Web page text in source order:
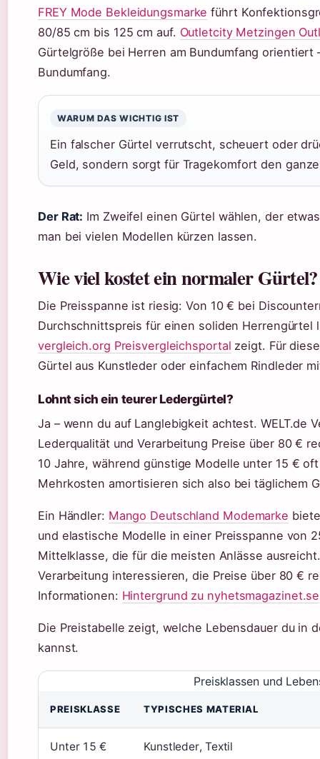
FREY Mode Bekleidungsmarke führt
80/85 cm bis 125 cm auf. Outletcity Metzingen
Gürtelgröße bei Herren am Bundumfang orientiert
Bundumfang.
WARUM DAS WICHTIG IST
Ein falscher Gürtel verrutscht, scheuert oder
Geld, sondern sorgt für Tragekomfort den
Der Rat: Im Zweifel einen Gürtel wählen, der
man bei vielen Modellen kürzen lassen.
Wie viel kostet ein normaler Gürtel?
Die Preisspanne ist riesig: Von 10 € bei
Durchschnittspreis für einen soliden
vergleich.org Preisvergleichsportal zeigt. Für
Gürtel aus Kunstleder oder einfachem Rindleder
Lohnt sich ein teurer Ledergürtel?
Ja – wenn du auf Langlebigkeit achtest. WELT.de
Lederqualität und Verarbeitung Preise über 80 €
10 Jahre, während günstige Modelle unter 15 €
Mehrkosten amortisieren sich also bei täglichem
Ein Händler: Mango Deutschland Modemarke
und elastische Modelle in einer Preisspanne von
Mittelklasse, die für die meisten Anlässe
Verarbeitung interessieren, die Preise über 80 €
Informationen: Hintergrund zu nyhetsmagazinet.se
Die Preistabelle zeigt, welche Lebensdauer du in
kannst.
Preisklassen und
PREISKLASSE TYPISCHES MATERIAL
Unter 15 € Kunstleder, Textil